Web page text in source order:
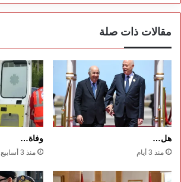
مقالات ذات صلة
هل…
منذ 3 أيام
وفاة…
منذ 3 أسابيع